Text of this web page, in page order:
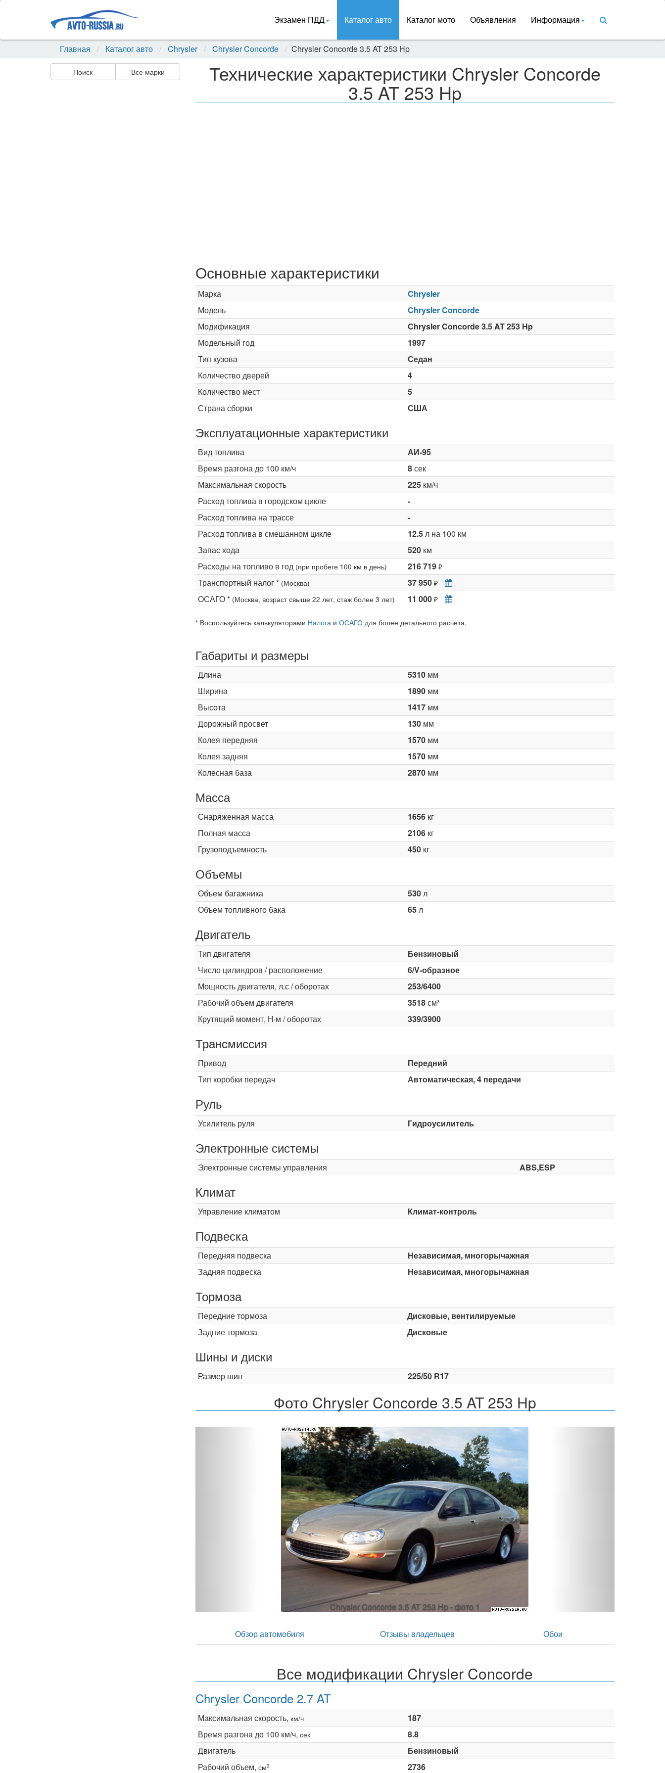
Экзамен ПДД Каталог авто Каталог мото Объявления Информация
Главная Каталог авто Chrysler Chrysler Concorde Chrysler Concorde 3.5 AT 253 Hp
Поиск Все марки Технические характеристики Chrysler Concorde
3.5 AT 253 Hp
Основные характеристики
Марка
Chrysler
Модель
Chrysler Concorde
Модификация
Chrysler Concorde 3.5 AT 253 Hp
Модельный год
1997
Тип кузова
Седан
Количество дверей
4
Количество мест
5
Страна сборки
США
Эксплуатационные характеристики
Вид топлива
АИ-95
Время разгона до 100 км/ч
8сек
Максимальная скорость
225км/ч
Расход топлива в городском цикле
-
Расход топлива на трассе
-
Расход топлива в смешанном цикле
12.5л на 100 км
Запас хода
520км
Расходы на топливо в год (при пробеге 100 км в день) 216 719 ₽
Транспортный налог * (Москва) 37 950 ₽
ОСАГО * (Москва, возраст свыше 22 лет, стаж более 3 лет) 11 000 ₽
* Воспользуйтесь калькуляторами Налогаи ОСАГОдля более детального расчета.
Габариты и размеры
Длина 5310мм
Ширина
1890мм
Высота
1417мм
Дорожный просвет
130мм
Колея передняя
1570мм
Колея задняя
1570мм
Колесная база
2870мм
Масса
Снаряженная масса 1656кг
Полная масса
2106кг
Грузоподъемность
450кг
Объемы
Объем багажника 530л
Объем топливного бака
65л
Двигатель
Тип двигателя
Бензиновый
Число цилиндров / расположение
6/V-образное
Мощность двигателя, л.с / оборотах
253/6400
Рабочий объем двигателя
3518см³
Крутящий момент, Н·м / оборотах
339/3900
Трансмиссия
Привод
Передний
Тип коробки передач
Автоматическая, 4 передачи
Руль
Усилитель руля Гидроусилитель
Электронные системы
Электронные системы управления ABS,ESP
Климат
Управление климатом Климат-контроль
Подвеска
Передняя подвеска
Независимая, многорычажная
Задняя подвеска
Независимая, многорычажная
Тормоза
Передние тормоза
Дисковые, вентилируемые
Задние тормоза
Дисковые
Шины и диски
Размер шин 225/50 R17
Фото Chrysler Concorde 3.5 AT 253 Hp
Chrysler Concorde 3.5 AT 253 Hp - фото 2
Обзор автомобиля Отзывы владельцев Обои
Все модификации Chrysler Concorde
Chrysler Concorde 2.7 AT
Максимальная скорость, км/ч
187
Время разгона до 100 км/ч, сек
8.8
Двигатель
Бензиновый
Рабочий объем, см3 2736